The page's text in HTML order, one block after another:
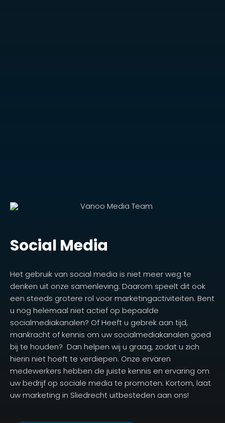
Social Media
Het gebruik van social media is niet meer weg te
denken uit onze samenleving. Daarom speelt dit ook
een steeds grotere rol voor marketingactiviteiten. Bent
u nog helemaal niet actief op bepaalde
socialmediakanalen? Of Heeft u gebrek aan tijd,
mankracht of kennis om uw socialmediakanalen goed
bij te houden? Dan helpen wij u graag, zodat u zich
hierin niet hoeft te verdiepen. Onze ervaren
medewerkers hebben de juiste kennis en ervaring om
uw bedrijf op sociale media te promoten. Kortom, laat
uw marketing in Sliedrecht uitbesteden aan ons!